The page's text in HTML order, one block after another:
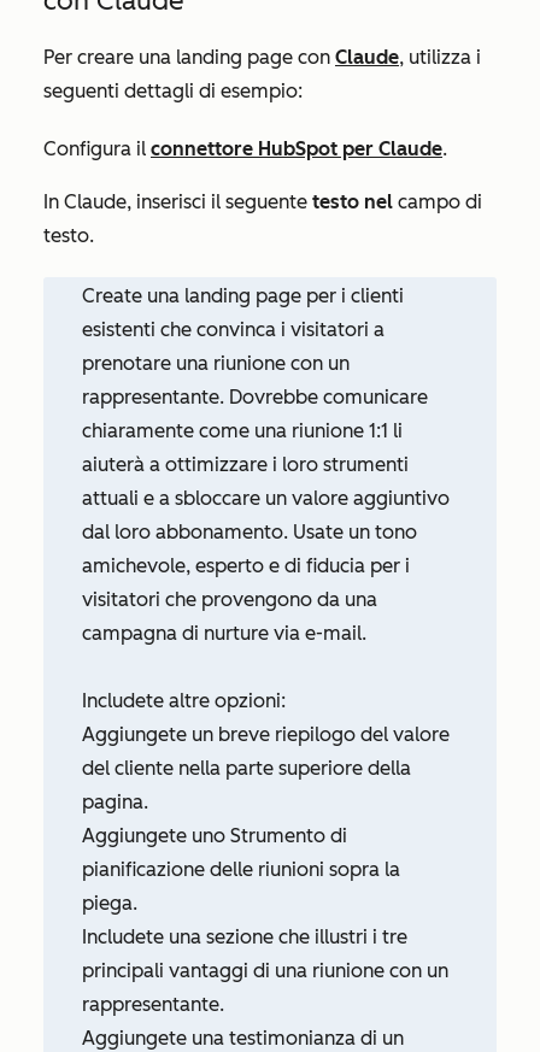
Per creare una landing page con Claude, utilizza i
seguenti dettagli di esempio:
Configura il connettore HubSpot per Claude.
In Claude, inserisci il seguente testo nel campo di
testo.
Create una landing page per i clienti
esistenti che convinca i visitatori a
prenotare una riunione con un
rappresentante. Dovrebbe comunicare
chiaramente come una riunione 1:1 li
aiuterà a ottimizzare i loro strumenti
attuali e a sbloccare un valore aggiuntivo
dal loro abbonamento. Usate un tono
amichevole, esperto e di fiducia per i
visitatori che provengono da una
campagna di nurture via e-mail.
Includete altre opzioni:
Aggiungete un breve riepilogo del valore
del cliente nella parte superiore della
pagina.
Aggiungete uno Strumento di
pianificazione delle riunioni sopra la
piega.
Includete una sezione che illustri i tre
principali vantaggi di una riunione con un
rappresentante.
Aggiungete una testimonianza di un